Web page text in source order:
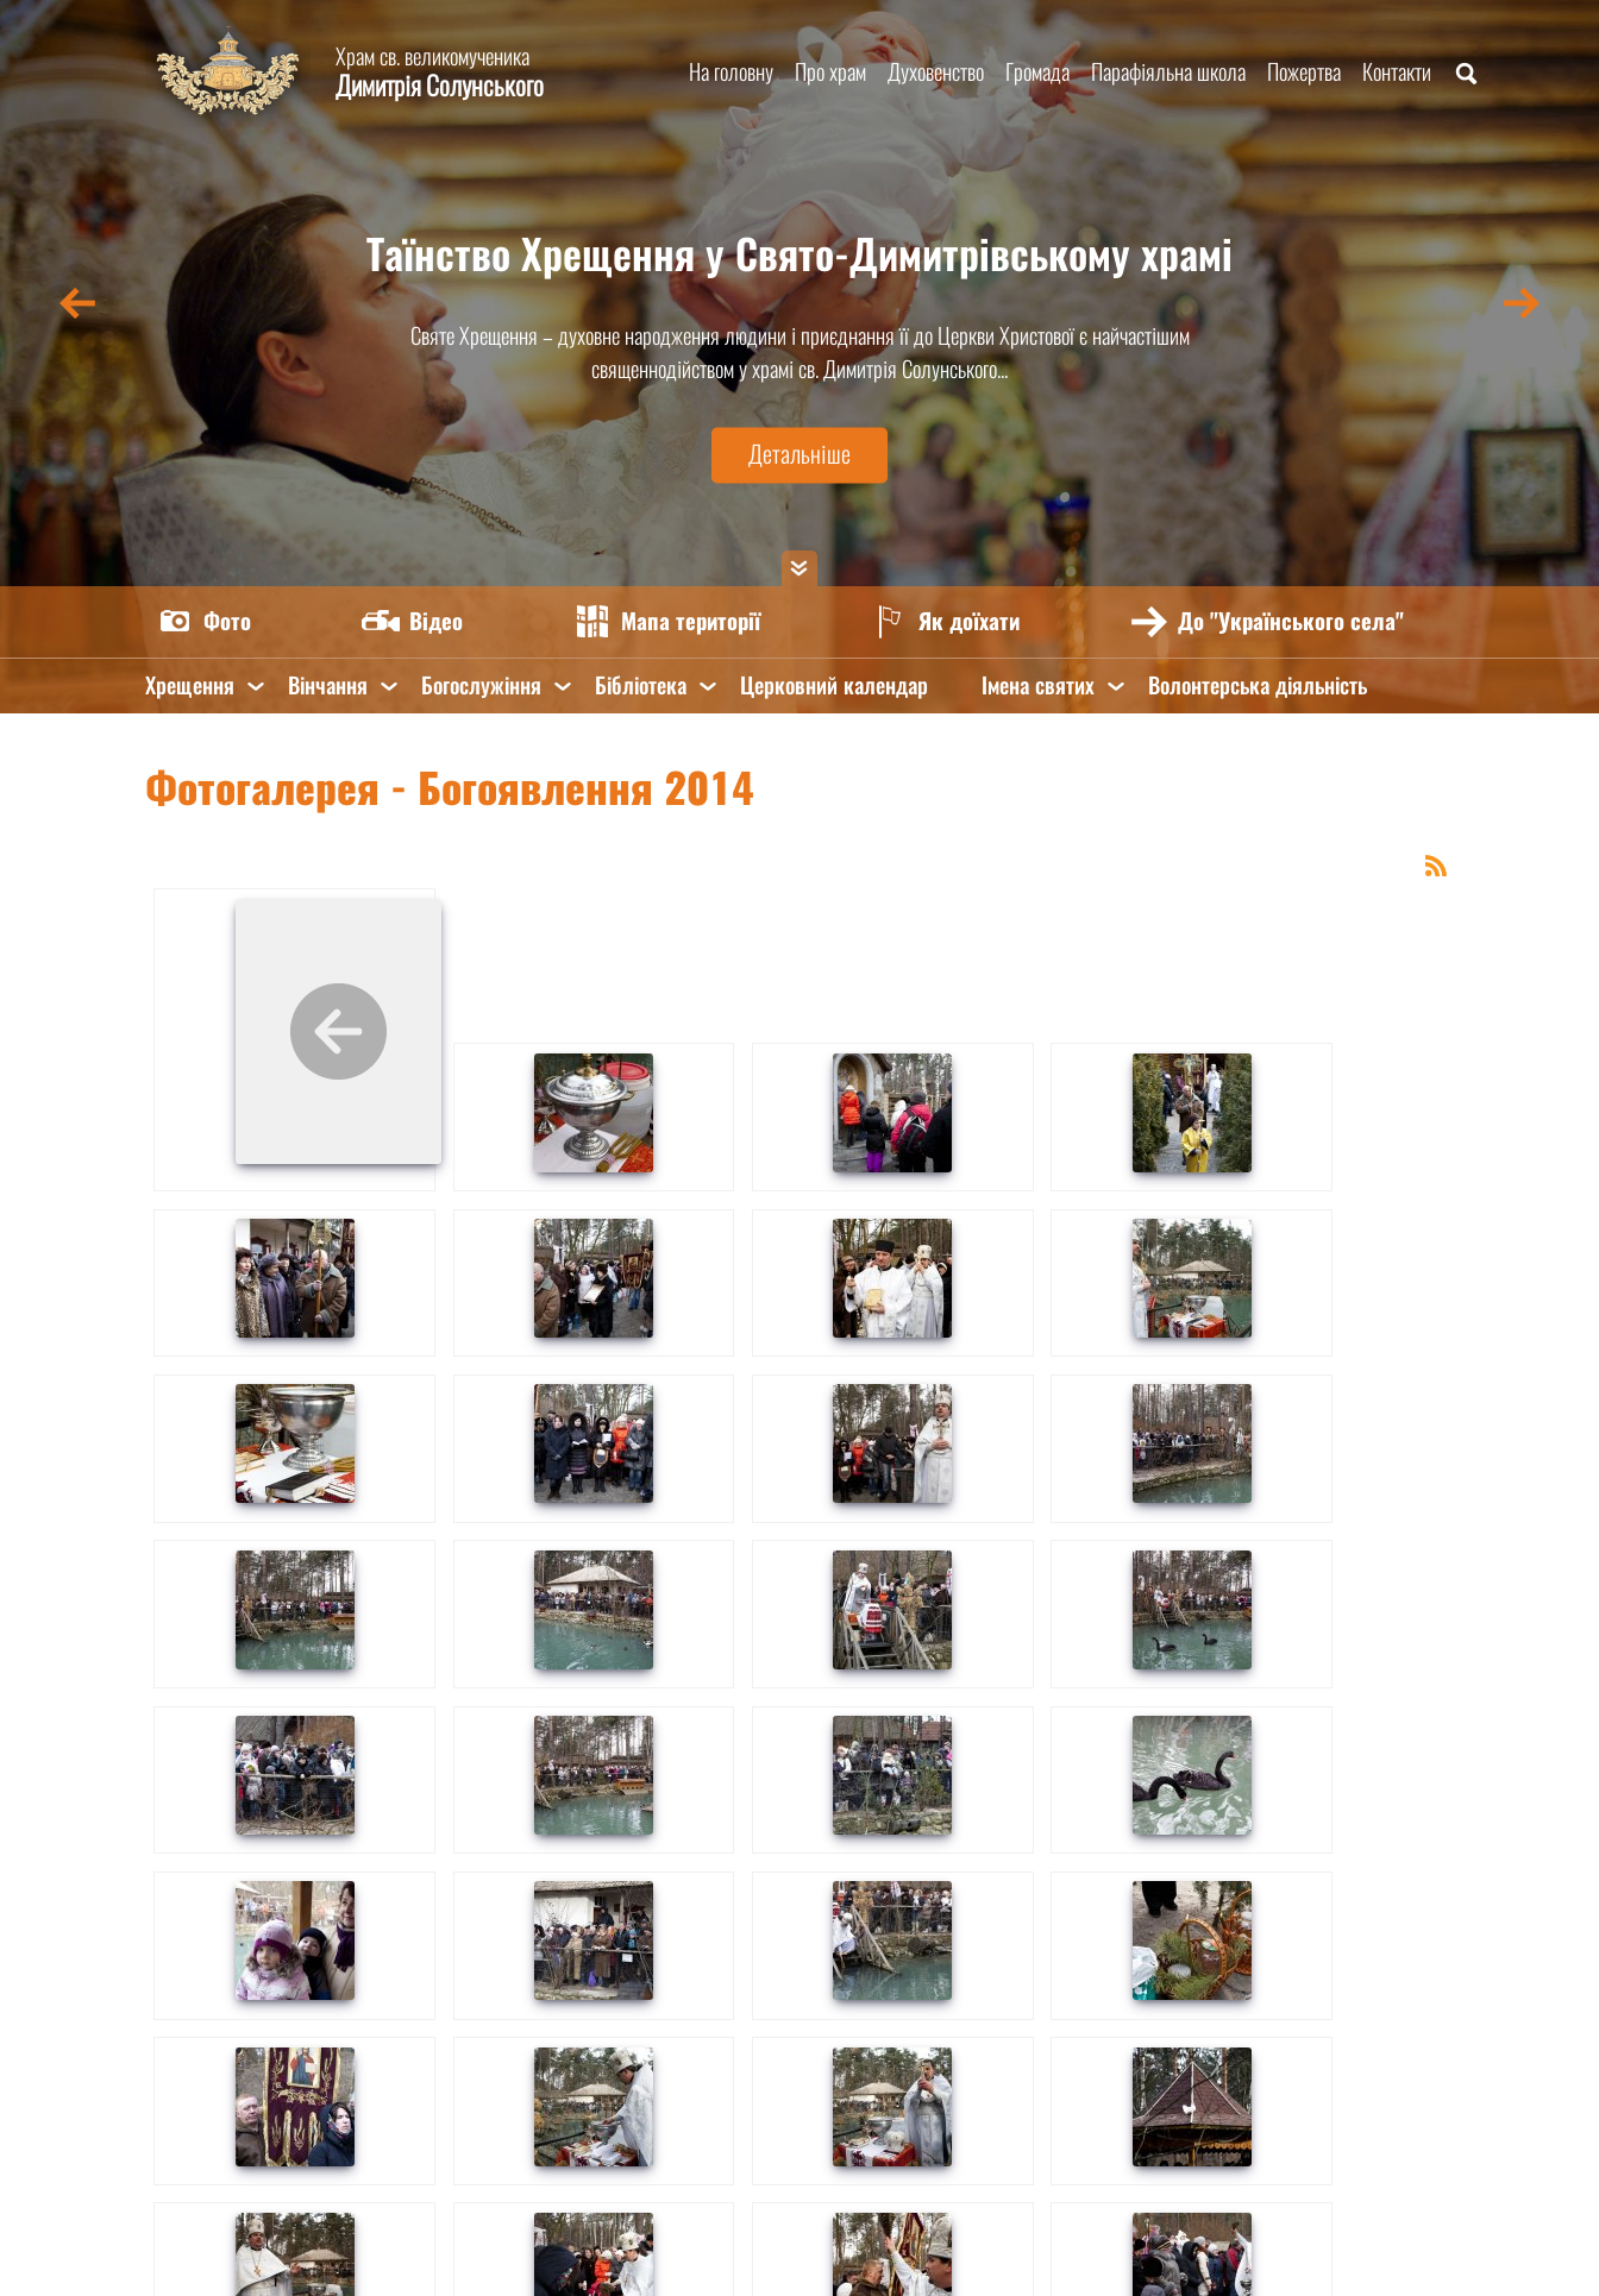
Храм св. великомученика
Димитрія Солунського На головну Про храм Духовенство Громада Парафіяльна школа Пожертва Контакти
Фото Відео Мапа території Як доїхати До "Українського села"
Хрещення Вінчання Богослужіння Бібліотека Церковний календар Імена святих Волонтерська діяльність
Таїнство Хрещення у Свято-Димитрівському храмі
Святе Хрещення – духовне народження людини і приєднання її до Церкви Христової є найчастішим
священнодійством у храмі св. Димитрія Солунського...
Детальніше
Фотогалерея - Богоявлення 2014